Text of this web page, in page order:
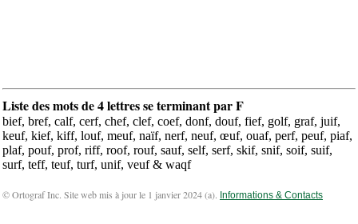
Liste des mots de 4 lettres se terminant par F
bief, bref, calf, cerf, chef, clef, coef, donf, douf, fief, golf, graf, juif,
keuf, kief, kiff, louf, meuf, naïf, nerf, neuf, œuf, ouaf, perf, peuf, piaf,
plaf, pouf, prof, riff, roof, rouf, sauf, self, serf, skif, snif, soif, suif,
surf, teff, teuf, turf, unif, veuf & waqf
© Ortograf Inc. Site web mis à jour le 1 janvier 2024 (a). Informations & Contacts